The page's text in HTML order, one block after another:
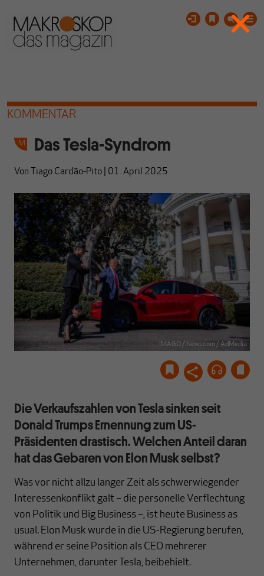
KOMMENTAR
Das Tesla-Syndrom
Von Tiago Cardão-Pito 01. April 2025
IMAGO / Newscom / AdMedia
Die Verkaufszahlen von Tesla sinken seit
Donald Trumps Ernennung zum US-
Präsidenten drastisch. Welchen Anteil daran
hat das Gebaren von Elon Musk selbst?
Was vor nicht allzu langer Zeit als schwerwiegender
Interessenkonflikt galt – die personelle Verflechtung
von Politik und Big Business –, ist heute Business as
usual. Elon Musk wurde in die US-Regierung berufen,
während er seine Position als CEO mehrerer
Unternehmen, darunter Tesla, beibehielt.